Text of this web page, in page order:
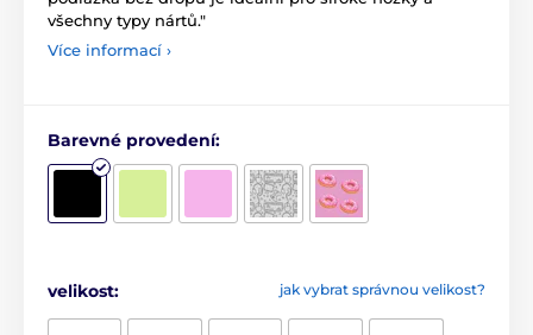
všechny typy nártů."
Více informací ›
Barevné provedení:
jak vybrat správnou velikost?
velikost: